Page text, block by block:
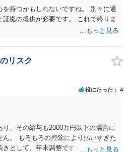
持つかもしれないですね。 別々に通
拠の提供が必要です。 これで終りま
リスク
役にたった 4
、その給与も2000万円以下の場合に
。 もろもろの控除により払いすぎた
として、年末調整でするのか、確定